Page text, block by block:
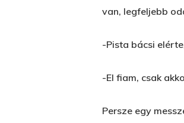
van, legfeljebb
-Pista bácsi
-El fiam, csak
Persze egy